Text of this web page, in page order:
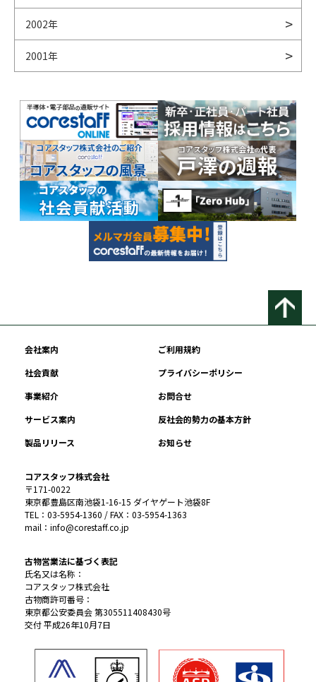
2002年
2001年
会社案内
ご利用規約
社会貢献
プライバシーポリシー
事業紹介
お問合せ
サービス案内
反社会的勢力の基本方針
製品リリース
お知らせ
コアスタッフ株式会社
〒171-0022
東京都豊島区南池袋1-16-15 ダイヤゲート池袋8F
TEL：03-5954-1360 / FAX：03-5954-1363
mail：info@corestaff.co.jp
古物営業法に基づく表記
氏名又は名称：
コアスタッフ株式会社
古物商許可番号：
東京都公安委員会 第305511408430号
交付 平成26年10月7日